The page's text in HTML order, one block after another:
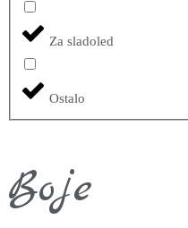
Za sladoled
Ostalo
Boje